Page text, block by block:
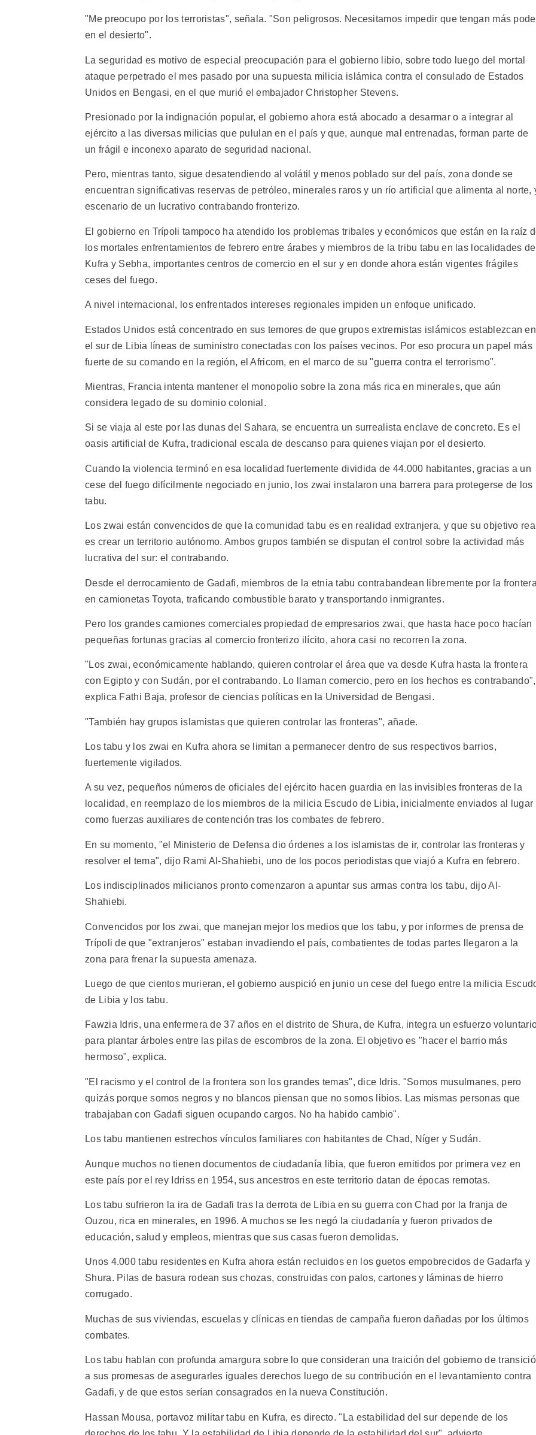
"Me preocupo por los terroristas", señala. "Son peligrosos. Necesitamos impedir que tengan más
en el desierto".
La seguridad es motivo de especial preocupación para el gobierno libio, sobre todo luego del mortal
ataque perpetrado el mes pasado por una supuesta milicia islámica contra el consulado de Estados
Unidos en Bengasi, en el que murió el embajador Christopher Stevens.
Presionado por la indignación popular, el gobierno ahora está abocado a desarmar o a integrar al
ejército a las diversas milicias que pululan en el país y que, aunque mal entrenadas, forman parte de
un frágil e inconexo aparato de seguridad nacional.
Pero, mientras tanto, sigue desatendiendo al volátil y menos poblado sur del país, zona donde se
encuentran significativas reservas de petróleo, minerales raros y un río artificial que alimenta al norte,
escenario de un lucrativo contrabando fronterizo.
El gobierno en Trípoli tampoco ha atendido los problemas tribales y económicos que están en la raíz
los mortales enfrentamientos de febrero entre árabes y miembros de la tribu tabu en las localidades de
Kufra y Sebha, importantes centros de comercio en el sur y en donde ahora están vigentes frágiles
ceses del fuego.
A nivel internacional, los enfrentados intereses regionales impiden un enfoque unificado.
Estados Unidos está concentrado en sus temores de que grupos extremistas islámicos establezcan en
el sur de Libia líneas de suministro conectadas con los países vecinos. Por eso procura un papel más
fuerte de su comando en la región, el Africom, en el marco de su "guerra contra el terrorismo".
Mientras, Francia intenta mantener el monopolio sobre la zona más rica en minerales, que aún
considera legado de su dominio colonial.
Si se viaja al este por las dunas del Sahara, se encuentra un surrealista enclave de concreto. Es el
oasis artificial de Kufra, tradicional escala de descanso para quienes viajan por el desierto.
Cuando la violencia terminó en esa localidad fuertemente dividida de 44.000 habitantes, gracias a un
cese del fuego difícilmente negociado en junio, los zwai instalaron una barrera para protegerse de los
tabu.
Los zwai están convencidos de que la comunidad tabu es en realidad extranjera, y que su objetivo
es crear un territorio autónomo. Ambos grupos también se disputan el control sobre la actividad más
lucrativa del sur: el contrabando.
Desde el derrocamiento de Gadafi, miembros de la etnia tabu contrabandean libremente por la
en camionetas Toyota, traficando combustible barato y transportando inmigrantes.
Pero los grandes camiones comerciales propiedad de empresarios zwai, que hasta hace poco hacían
pequeñas fortunas gracias al comercio fronterizo ilícito, ahora casi no recorren la zona.
"Los zwai, económicamente hablando, quieren controlar el área que va desde Kufra hasta la frontera
con Egipto y con Sudán, por el contrabando. Lo llaman comercio, pero en los hechos es contrabando",
explica Fathi Baja, profesor de ciencias políticas en la Universidad de Bengasi.
"También hay grupos islamistas que quieren controlar las fronteras", añade.
Los tabu y los zwai en Kufra ahora se limitan a permanecer dentro de sus respectivos barrios,
fuertemente vigilados.
A su vez, pequeños números de oficiales del ejército hacen guardia en las invisibles fronteras de la
localidad, en reemplazo de los miembros de la milicia Escudo de Libia, inicialmente enviados al lugar
como fuerzas auxiliares de contención tras los combates de febrero.
En su momento, "el Ministerio de Defensa dio órdenes a los islamistas de ir, controlar las fronteras y
resolver el tema", dijo Rami Al-Shahiebi, uno de los pocos periodistas que viajó a Kufra en febrero.
Los indisciplinados milicianos pronto comenzaron a apuntar sus armas contra los tabu, dijo Al-
Shahiebi.
Convencidos por los zwai, que manejan mejor los medios que los tabu, y por informes de prensa de
Trípoli de que "extranjeros" estaban invadiendo el país, combatientes de todas partes llegaron a la
zona para frenar la supuesta amenaza.
Luego de que cientos murieran, el gobierno auspició en junio un cese del fuego entre la milicia
de Libia y los tabu.
Fawzia Idris, una enfermera de 37 años en el distrito de Shura, de Kufra, integra un esfuerzo
para plantar árboles entre las pilas de escombros de la zona. El objetivo es "hacer el barrio más
hermoso", explica.
"El racismo y el control de la frontera son los grandes temas", dice Idris. "Somos musulmanes, pero
quizás porque somos negros y no blancos piensan que no somos libios. Las mismas personas que
trabajaban con Gadafi siguen ocupando cargos. No ha habido cambio".
Los tabu mantienen estrechos vínculos familiares con habitantes de Chad, Níger y Sudán.
Aunque muchos no tienen documentos de ciudadanía libia, que fueron emitidos por primera vez en
este país por el rey Idriss en 1954, sus ancestros en este territorio datan de épocas remotas.
Los tabu sufrieron la ira de Gadafi tras la derrota de Libia en su guerra con Chad por la franja de
Ouzou, rica en minerales, en 1996. A muchos se les negó la ciudadanía y fueron privados de
educación, salud y empleos, mientras que sus casas fueron demolidas.
Unos 4.000 tabu residentes en Kufra ahora están recluidos en los guetos empobrecidos de Gadarfa y
Shura. Pilas de basura rodean sus chozas, construidas con palos, cartones y láminas de hierro
corrugado.
Muchas de sus viviendas, escuelas y clínicas en tiendas de campaña fueron dañadas por los últimos
combates.
Los tabu hablan con profunda amargura sobre lo que consideran una traición del gobierno de
a sus promesas de asegurarles iguales derechos luego de su contribución en el levantamiento contra
Gadafi, y de que estos serían consagrados en la nueva Constitución.
Hassan Mousa, portavoz militar tabu en Kufra, es directo. "La estabilidad del sur depende de los